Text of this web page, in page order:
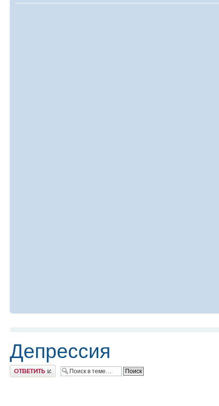
Депрессия
Ответить